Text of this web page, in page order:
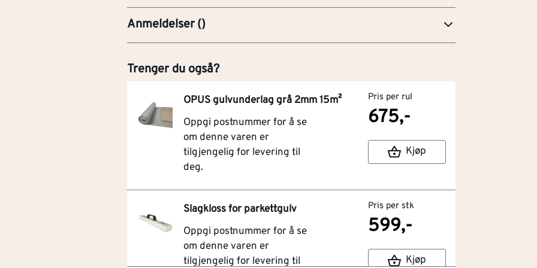
Anmeldelser()
Trenger du også?
OPUS gulvunderlag grå 2mm 15m²
Oppgi postnummer for å se
om denne varen er
tilgjengelig for levering til
deg.
Pris per rul
675,-
Kjøp
Slagkloss for parkettgulv
Oppgi postnummer for å se
om denne varen er
tilgjengelig for levering til
Pris per stk
599,-
Kjøp